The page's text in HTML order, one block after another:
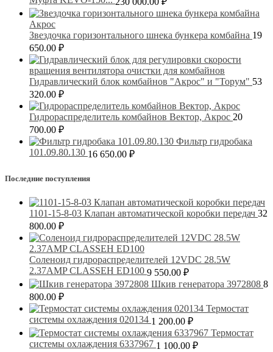
Звездочка горизонтального шнека бункера комбайна 19
650.00 ₽
Гидравлический блок комбайнов "Акрос" и "Торум" 53
320.00 ₽
Гидрораспределитель комбайнов Вектор, Акрос 20
700.00 ₽
Фильтр гидробака
101.09.80.130 16 650.00 ₽
Последние поступления
1101-15-8-03 Клапан автоматической коробки передач 32
800.00 ₽
Соленоид гидрораспределителей 12VDC 28.5W
2.37AMP CLASSEH ED100 9 550.00 ₽
Шкив генератора 3972808 8
800.00 ₽
Термостат
системы охлаждения 020134 1 200.00 ₽
Термостат
системы охлаждения 6337967 1 100.00 ₽